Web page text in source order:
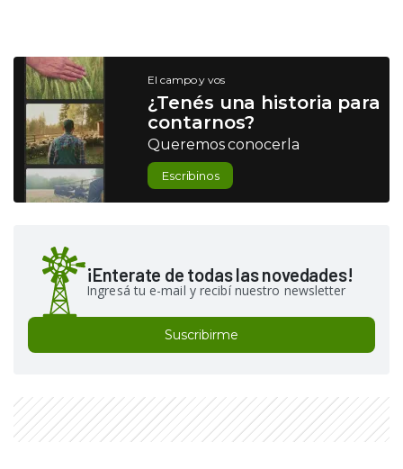
El campo y vos
¿Tenés una historia para
contarnos?
Queremos conocerla
Escribinos
¡Enterate de todas las novedades!
Ingresá tu e-mail y recibí nuestro newsletter
Suscribirme